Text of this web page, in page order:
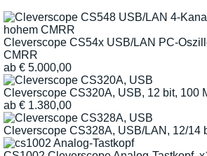
Cleverscope CS54x USB/LAN PC-
CMRR
ab € 5.000,00
Cleverscope CS320A, USB, 12 bit, 100
ab € 1.380,00
Cleverscope CS328A, USB/LAN, 12/14